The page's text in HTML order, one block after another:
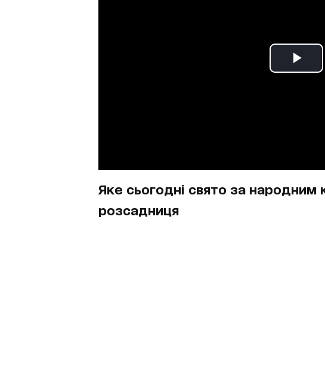
Яке сьогодні свято за народним
розсадниця